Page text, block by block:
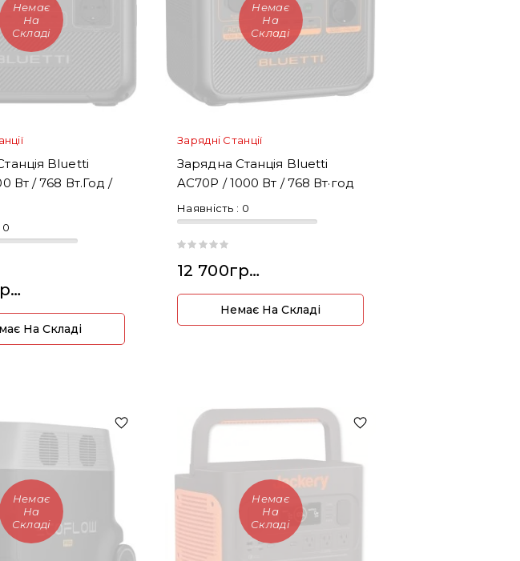
Немає
На
Складі
Bluetti
Вт / 768 Вт.год /
0
13 600грн.
На Складі
Немає
На
Складі
Зарядні Станції
Зарядна Станція Bluetti
AC70P / 1000 Вт / 768 Вт·год
Наявність : 0
12 700грн.
Немає На Складі
Немає
На
Складі
Немає
На
Складі